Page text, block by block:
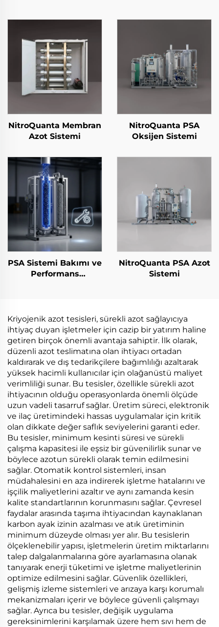
NitroQuanta Membran
Azot Sistemi
NitroQuanta PSA
Oksijen Sistemi
PSA Sistemi Bakımı ve
Performans
NitroQuanta PSA Azot
Sistemi
Kriyojenik azot tesisleri, sürekli azot sağlayıcıya
ihtiyaç duyan işletmeler için cazip bir yatırım haline
getiren birçok önemli avantaja sahiptir. İlk olarak,
düzenli azot teslimatına olan ihtiyacı ortadan
kaldırarak ve dış tedarikçilere bağımlılığı azaltarak
yüksek hacimli kullanıcılar için olağanüstü maliyet
verimliliği sunar. Bu tesisler, özellikle sürekli azot
ihtiyacının olduğu operasyonlarda önemli ölçüde
uzun vadeli tasarruf sağlar. Üretim süreci, elektronik
ve ilaç üretimindeki hassas uygulamalar için kritik
olan dikkate değer saflık seviyelerini garanti eder.
Bu tesisler, minimum kesinti süresi ve sürekli
çalışma kapasitesi ile eşsiz bir güvenilirlik sunar ve
böylece azotun sürekli olarak temin edilmesini
sağlar. Otomatik kontrol sistemleri, insan
müdahalesini en aza indirerek işletme hatalarını ve
işçilik maliyetlerini azaltır ve aynı zamanda kesin
kalite standartlarının korunmasını sağlar. Çevresel
faydalar arasında taşıma ihtiyacından kaynaklanan
karbon ayak izinin azalması ve atık üretiminin
minimum düzeyde olması yer alır. Bu tesislerin
ölçeklenebilir yapısı, işletmelerin üretim miktarlarını
talep dalgalanmalarına göre ayarlamasına olanak
tanıyarak enerji tüketimi ve işletme maliyetlerinin
optimize edilmesini sağlar. Güvenlik özellikleri,
gelişmiş izleme sistemleri ve arızaya karşı korumalı
mekanizmaları içerir ve böylece güvenli çalışmayı
sağlar. Ayrıca bu tesisler, değişik uygulama
gereksinimlerini karşılamak üzere hem sıvı hem de